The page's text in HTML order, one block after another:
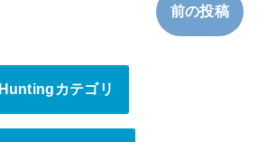
前の投稿
Huntingカテゴリ